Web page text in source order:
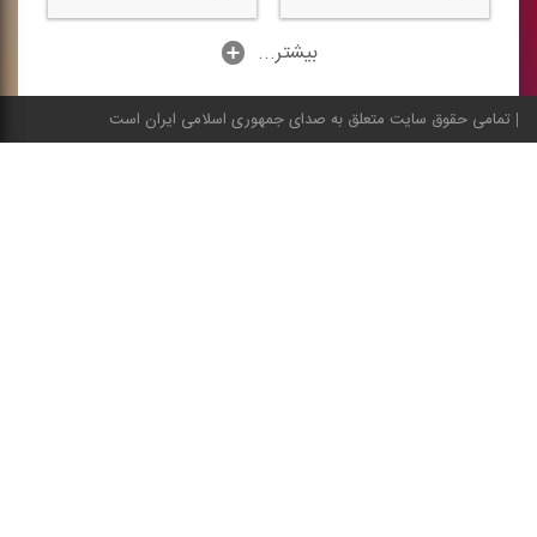
...بیشتر
تمامی حقوق سایت متعلق به صدای جمهوری اسلامی ایران است